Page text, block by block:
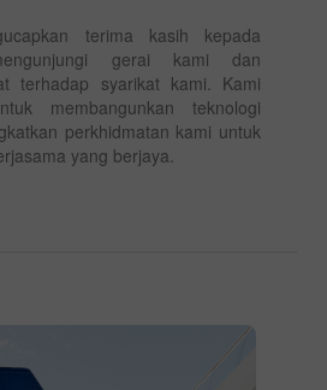
terima kasih kepada
gerai kami dan
terhadap syarikat kami. Kami
membangunkan teknologi
perkhidmatan kami untuk
yang berjaya.